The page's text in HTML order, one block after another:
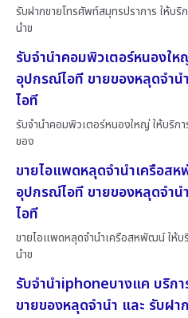
รับฝากขายโทรศัพท์สมุทรปราการ ให้บริ
นำข
รับจำนำคอมพิวเตอร์หนองใ
อุปกรณ์ไอที ขายของหลุดจำ
ไอที
รับจำนำคอมพิวเตอร์หนองใหญ่ ให้บริก
ของ
ขายไอแพดหลุดจำนำเครือส
อุปกรณ์ไอที ขายของหลุดจำ
ไอที
ขายไอแพดหลุดจำนำเครือสหพัฒน์ ให้บ
นำข
รับจำนำiphoneบางแค บริก
ขายของหลุดจำนำ และ รับฝ